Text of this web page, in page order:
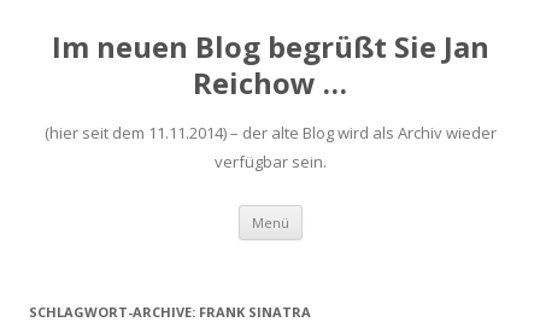
Im neuen Blog begrüßt Sie Jan
Reichow …
(hier seit dem 11.11.2014) – der alte Blog wird als Archiv wieder
verfügbar sein.
Menü Zum
springen
SCHLAGWORT-ARCHIVE: FRANK SINATRA